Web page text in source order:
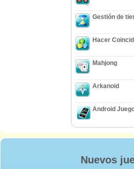
Gestión de
Hacer
Mahjong
Arkanoid
Android
Nuevos